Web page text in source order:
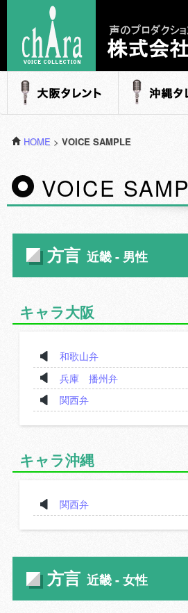
声のプロダクション - 株式会社キャラ
大阪タレント
HOME > VOICE SAMPLE
VOICE
方言 近畿 - 男性
キャラ大阪
和歌山弁
兵庫 播州弁
関西弁
キャラ沖縄
関西弁
方言 近畿 - 女性